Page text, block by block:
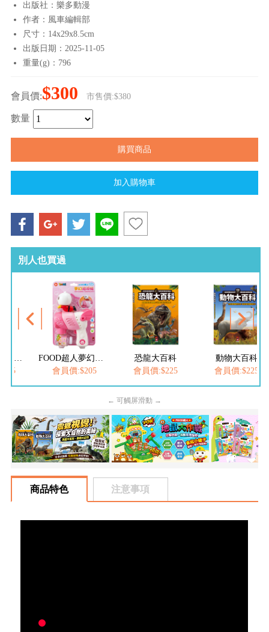
出版社：樂多動漫
作者：風車編輯部
尺寸：14x29x8.5cm
出版日期：2025-11-05
重量(g)：796
會員價:$300 市售價:$380
數量
別人也買過
會員價:$205
恐龍大百科
會員價:$225
動物大百科
會員價:$225
← 可觸屏滑動 →
商品特色 注意事項